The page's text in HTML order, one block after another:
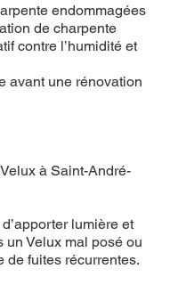
endommagées
de charpente
contre l’humidité et
avant une rénovation
à Saint-André-
lumière et
un Velux mal posé ou
de fuites récurrentes.